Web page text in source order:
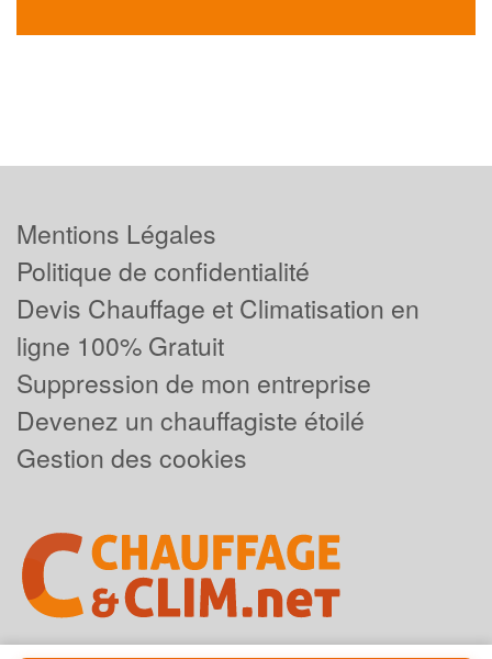
Mentions Légales
Politique de confidentialité
Devis Chauffage et Climatisation en
ligne 100% Gratuit
Suppression de mon entreprise
Devenez un chauffagiste étoilé
Gestion des cookies